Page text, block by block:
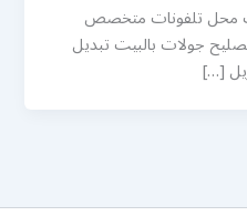
محل تلفونات متخصص
جولات بالبيت تبديل
[…]